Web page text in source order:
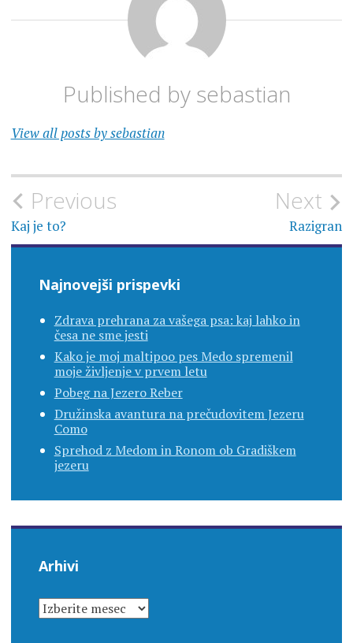
Published by sebastian
View all posts by sebastian
Navigacija
prispevka
Previous
Kaj je to?
Next
Razigran
Najnovejši prispevki
Zdrava prehrana za vašega psa: kaj lahko in
česa ne sme jesti
Kako je moj maltipoo pes Medo spremenil
moje življenje v prvem letu
Pobeg na Jezero Reber
Družinska avantura na prečudovitem Jezeru
Como
Sprehod z Medom in Ronom ob Gradiškem
jezeru
Arhivi
ARHIVI